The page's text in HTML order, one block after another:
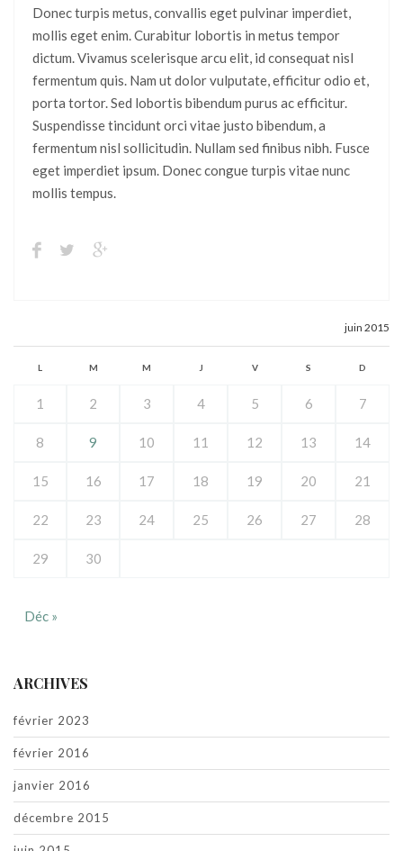
Donec turpis metus, convallis eget pulvinar imperdiet,
mollis eget enim. Curabitur lobortis in metus tempor
dictum. Vivamus scelerisque arcu elit, id consequat nisl
fermentum quis. Nam ut dolor vulputate, efficitur odio et,
porta tortor. Sed lobortis bibendum purus ac efficitur.
Suspendisse tincidunt orci vitae justo bibendum, a
fermentum nisl sollicitudin. Nullam sed finibus nibh. Fusce
eget imperdiet ipsum. Donec congue turpis vitae nunc
mollis tempus.
juin 2015
L M M J V S D
1 2 3 4 5 6 7
8 9 10 11 12 13 14
15 16 17 18 19 20 21
22 23 24 25 26 27 28
29 30
Déc »
ARCHIVES
février 2023
février 2016
janvier 2016
décembre 2015